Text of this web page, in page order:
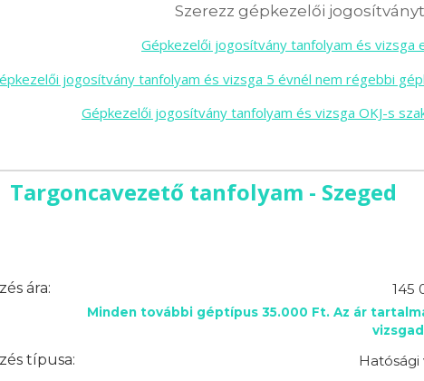
Szerezz gépkezelői
Gépkezelői jogosítvány tanfolyam és
jogosítvány tanfolyam és vizsga 5 évnél nem régebbi
Gépkezelői jogosítvány tanfolyam és vizsga OKJ-s
Targoncavezető tanfolyam - Szeged
ára: 145
Minden további géptípus 35.000 Ft. Az ár
típusa:
Hatósági